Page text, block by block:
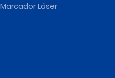
Marcador Láser